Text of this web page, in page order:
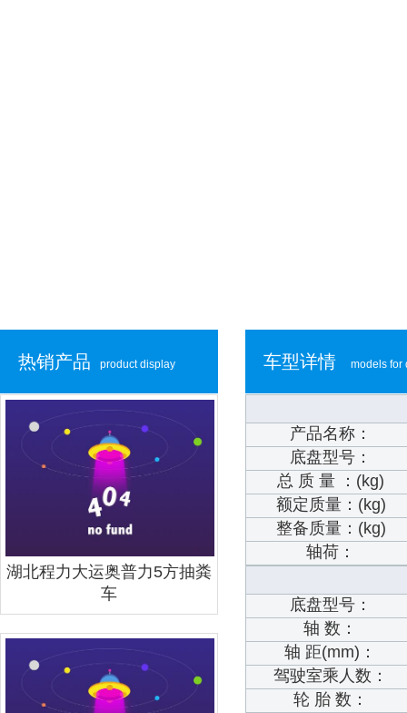
热销产品 product display
湖北程力大运奥普力5方抽粪
车
车型详情 models for
产品名称：
底盘型号：
总 质 量 ：(kg)
额定质量：(kg)
整备质量：(kg)
轴荷：
底盘型号：
轴 数：
轴 距(mm)：
驾驶室乘人数：
轮 胎 数：